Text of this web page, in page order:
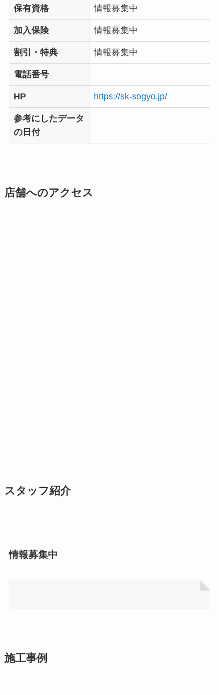
保有資格 情報募集中
加入保険 情報募集中
割引・特典 情報募集中
電話番号
HP https://sk-sogyo.jp/
参考にしたデータ
の日付
店舗へのアクセス
スタッフ紹介
情報募集中
施工事例